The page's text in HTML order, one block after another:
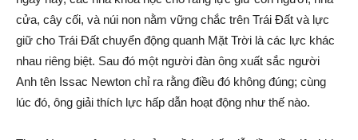
cửa, cây cối, và núi non nằm vững chắc trên Trái Đất và lực
giữ cho Trái Đất chuyển động quanh Mặt Trời là các lực khác
nhau riêng biệt. Sau đó một người đàn ông xuất sắc người
Anh tên Issac Newton chỉ ra rằng điều đó không đúng; cùng
lúc đó, ông giải thích lực hấp dẫn hoạt động như thế nào.